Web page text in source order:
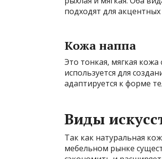
подходят для
Кожа наппа
Это тонкая, мягкая
используется для
адаптируется к форме
Виды
Так как натуральная
мебельном рынке